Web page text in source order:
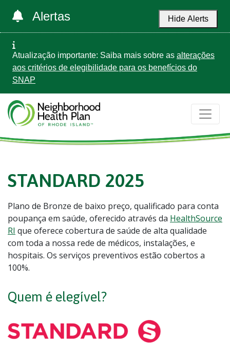
Alertas Hide Alerts
Atualização importante: Saiba mais sobre as alterações
aos critérios de elegibilidade para os benefícios do
SNAP
STANDARD 2025
Plano de Bronze de baixo preço, qualificado para conta
poupança em saúde, oferecido através da HealthSource
RI que oferece cobertura de saúde de alta qualidade
com toda a nossa rede de médicos, instalações, e
hospitais. Os serviços preventivos estão cobertos a
100%.
Quem é elegível?